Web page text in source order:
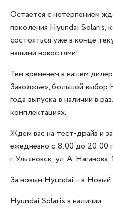
Остается с нетерпением
поколения Hyundai Solaris,
состояться уже в конце
нашими новостями!
Тем временем в нашем
Заволжье», большой выбор
года выпуска в наличии в
комплектациях.
Ждем вас на тест-драйв и
ежедневно с 8:00 до 20:00
г. Ульяновск, ул. А. Наганова,
За новым Hyundai – в Новый
Hyundai Solaris в наличии